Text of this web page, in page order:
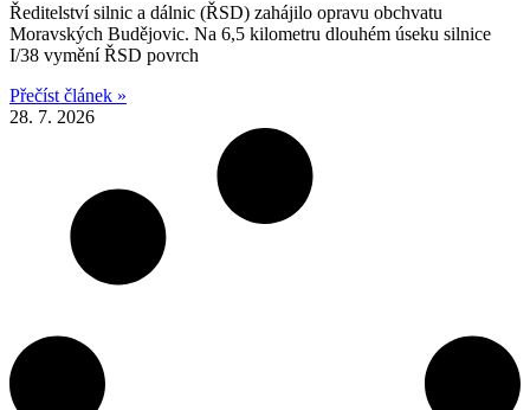
Ředitelství silnic a dálnic (ŘSD) zahájilo opravu obchvatu
Moravských Budějovic. Na 6,5 kilometru dlouhém úseku silnice
I/38 vymění ŘSD povrch
Přečíst článek »
28. 7. 2026